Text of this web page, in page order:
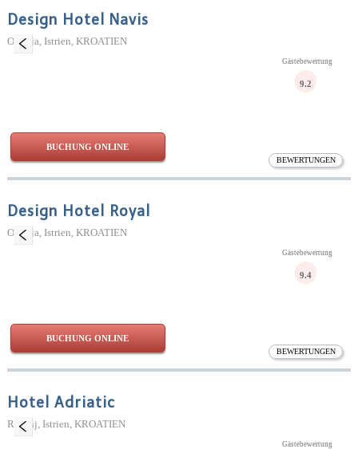
Design Hotel Navis
Opatija, Istrien, KROATIEN
BEWERTUNGEN
Gästebewertung
9.2
BUCHUNG ONLINE
Design Hotel Royal
Opatija, Istrien, KROATIEN
BEWERTUNGEN
Gästebewertung
9.4
BUCHUNG ONLINE
Hotel Adriatic
Rovinj, Istrien, KROATIEN
Gästebewertung